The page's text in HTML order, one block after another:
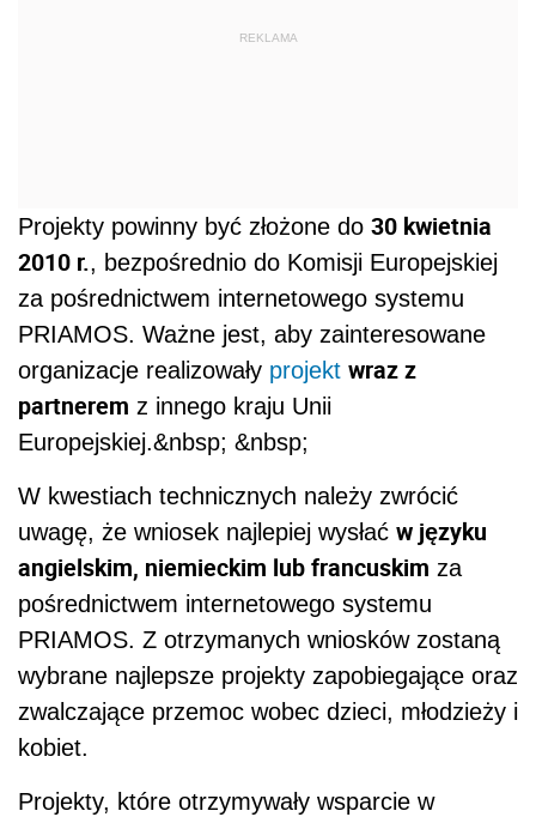
REKLAMA
Projekty powinny być złożone do 30 kwietnia
2010 r., bezpośrednio do Komisji Europejskiej
za pośrednictwem internetowego systemu
PRIAMOS. Ważne jest, aby zainteresowane
organizacje realizowały projekt wraz z
partnerem z innego kraju Unii
Europejskiej.&nbsp; &nbsp;
W kwestiach technicznych należy zwrócić
uwagę, że wniosek najlepiej wysłać w języku
angielskim, niemieckim lub francuskim za
pośrednictwem internetowego systemu
PRIAMOS. Z otrzymanych wniosków zostaną
wybrane najlepsze projekty zapobiegające oraz
zwalczające przemoc wobec dzieci, młodzieży i
kobiet.
Projekty, które otrzymywały wsparcie w